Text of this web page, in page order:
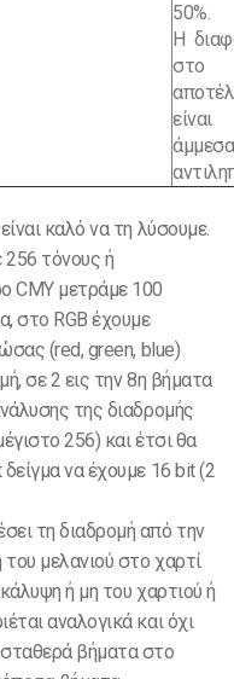
50%.
Η
στo
είναι
άμμεσα
καλό να τη λύσουμε.
τόνους ή
CMY μετράμε 100
στο RGB έχουμε
(red, green, blue)
σε 2 εις την 8η βήματα
της διαδρομής
256) και έτσι θα
να έχουμε 16 bit (2
τη διαδρομή από την
μελανιού στο χαρτί
ή μη του χαρτιού ή
αναλογικά και όχι
σταθερά βήματα στο